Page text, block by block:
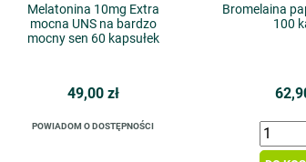
Melatonina 10mg Extra
mocna UNS na bardzo
mocny sen 60 kapsułek
49,00 zł
POWIADOM O DOSTĘPNOŚCI
Bromelaina
100